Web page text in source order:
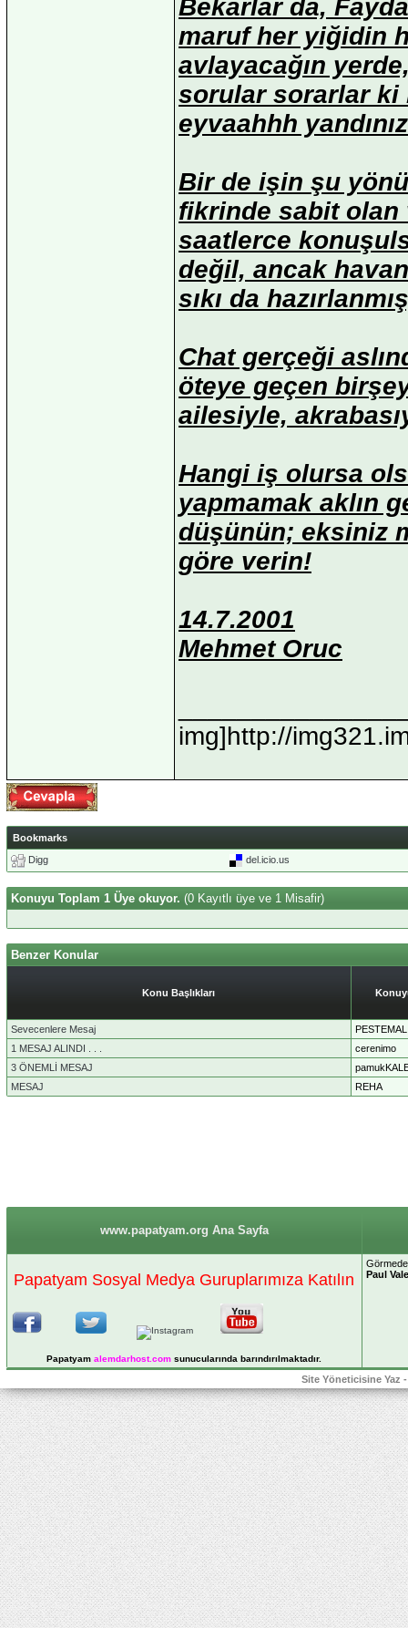
Bekarlar da,
maruf her yiğidin
avlayacağın
sorular sorarlar ki
eyvaahhh
Bir de işin şu
fikrinde sabit olan
saatlerce
değil, ancak
sıkı da
Chat gerçeği
öteye geçen
ailesiyle,
Hangi iş olursa
yapmamak aklın
düşünün; eksiniz
göre verin!
14.7.2001
Mehmet Oruc
img]http://
Bookmarks
Digg
del.icio.us
Konuyu Toplam 1 Üye okuyor. (0 Kayıtlı üye ve 1 Misafir)
Benzer Konular
Konu Başlıkları
Sevecenlere Mesaj
PESTEMAL
1 MESAJ ALINDI . . .
cerenimo
3 ÖNEMLİ MESAJ
MESAJ
REHA
www.papatyam.org Ana Sayfa
Papatyam Sosyal Medya Guruplarımıza Katılın
Papatyam alemdarhost.com sunucularında barındırılmaktadır.
Paul
Site Yöneticisine Yaz